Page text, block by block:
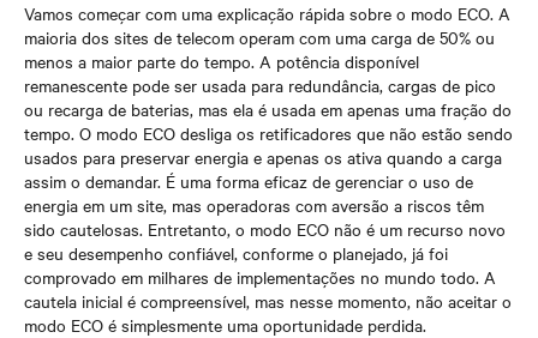
Vamos começar com uma explicação rápida sobre o modo ECO. A
maioria dos sites de telecom operam com uma carga de 50% ou
menos a maior parte do tempo. A potência disponível
remanescente pode ser usada para redundância, cargas de pico
ou recarga de baterias, mas ela é usada em apenas uma fração do
tempo. O modo ECO desliga os retificadores que não estão sendo
usados para preservar energia e apenas os ativa quando a carga
assim o demandar. É uma forma eficaz de gerenciar o uso de
energia em um site, mas operadoras com aversão a riscos têm
sido cautelosas. Entretanto, o modo ECO não é um recurso novo
e seu desempenho confiável, conforme o planejado, já foi
comprovado em milhares de implementações no mundo todo. A
cautela inicial é compreensível, mas nesse momento, não aceitar o
modo ECO é simplesmente uma oportunidade perdida.